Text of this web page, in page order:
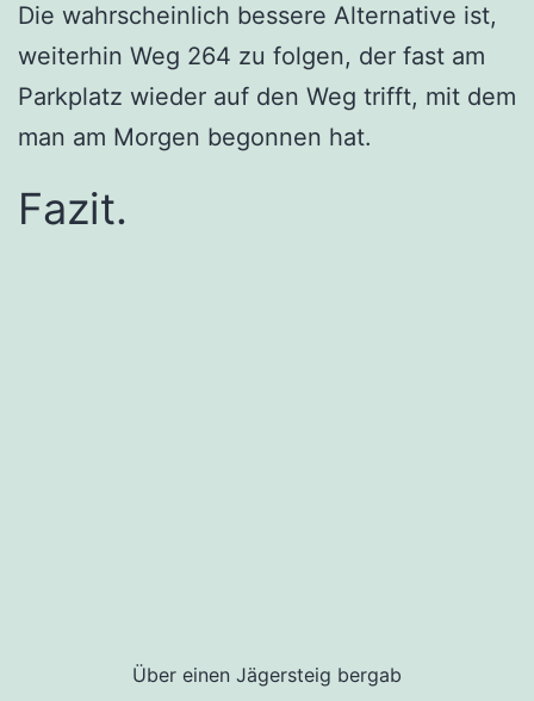
Die wahrscheinlich bessere Alternative ist,
weiterhin Weg 264 zu folgen, der fast am
Parkplatz wieder auf den Weg trifft, mit dem
man am Morgen begonnen hat.
Fazit.
Über einen Jägersteig bergab